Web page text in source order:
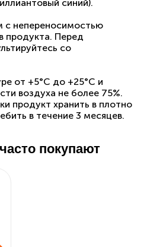
синий).
с непереносимостью
продукта. Перед
со
от +5°С до +25°С и
воздуха не более 75%.
продукт хранить в плотно
в течение 3 месяцев.
покупают